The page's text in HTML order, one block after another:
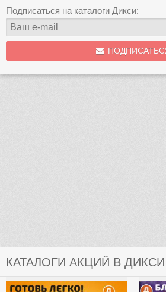
Подписаться на каталоги Дикси:
КАТАЛОГИ АКЦИЙ В